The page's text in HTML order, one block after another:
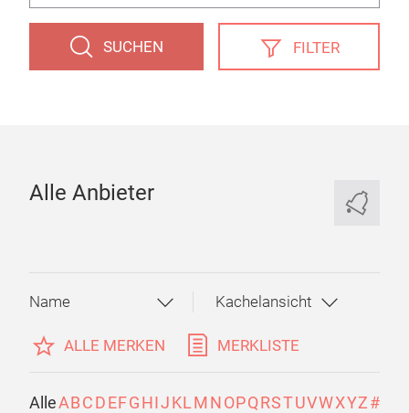
SUCHEN FILTER
Alle Anbieter
ALLE MERKEN MERKLISTE
AlleABCDEFGHIJKLMNOPQRSTUVWXYZ#